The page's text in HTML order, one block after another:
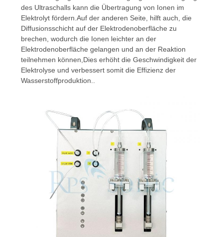
des Ultraschalls kann die Übertragung von Ionen im
Elektrolyt fördern.Auf der anderen Seite, hilft auch, die
Diffusionsschicht auf der Elektrodenoberfläche zu
brechen, wodurch die Ionen leichter an der
Elektrodenoberfläche gelangen und an der Reaktion
teilnehmen können,Dies erhöht die Geschwindigkeit der
Elektrolyse und verbessert somit die Effizienz der
Wasserstoffproduktion..